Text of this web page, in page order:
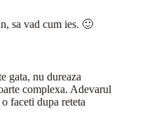
sa vad cum ies. 🙂
gata, nu dureaza
complexa. Adevarul
faceti dupa reteta